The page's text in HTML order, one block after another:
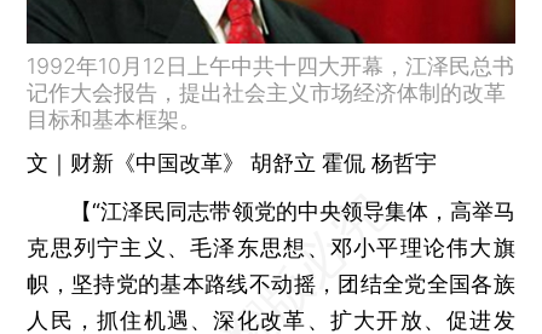
1992年10月12日上午中共十四大开幕，江泽民总书
记作大会报告，提出社会主义市场经济体制的改革
目标和基本框架。
文｜财新《中国改革》 胡舒立 霍侃 杨哲宇
【“江泽民同志带领党的中央领导集体，高举马
克思列宁主义、毛泽东思想、邓小平理论伟大旗
帜，坚持党的基本路线不动摇，团结全党全国各族
人民，抓住机遇、深化改革、扩大开放、促进发